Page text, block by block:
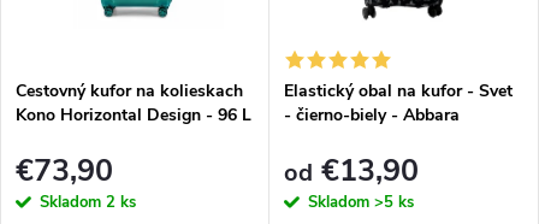
Cestovný kufor na kolieskach
Kono Horizontal Design - 96 L
€73,90
Skladom 2 ks
Elastický obal na kufor - Svet
- čierno-biely - Abbara
od €13,90
Skladom >5 ks